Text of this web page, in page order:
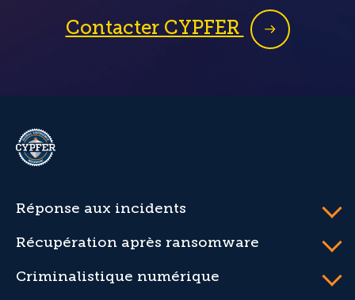
Contacter CYPFER
Réponse aux incidents
Récupération après ransomware
Criminalistique numérique